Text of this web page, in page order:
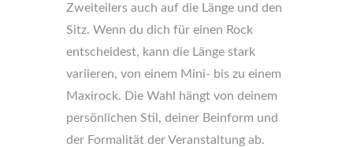
Zweiteilers auch auf die Länge und den
Sitz. Wenn du dich für einen Rock
entscheidest, kann die Länge stark
variieren, von einem Mini- bis zu einem
Maxirock. Die Wahl hängt von deinem
persönlichen Stil, deiner Beinform und
der Formalität der Veranstaltung ab.